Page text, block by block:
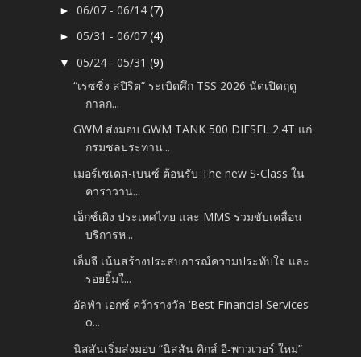
►06/07 - 06/14(7)
►05/31 - 06/07(4)
▼05/24 - 05/31(9)
“เรซซิ่ง สปิริต” ระเบิดศึก TSS 2026 นัดเปิดฤดู
กาลก...
GWM ส่งมอบ GWM TANK 500 DIESEL 2.4T แก่
กรมชลประทาน...
เมอร์เซเดส-เบนซ์ ต้อนรับ The new S-Class ใน
คาราวาน...
เอ็กซ์เผิง ประเทศไทย และ MMS ร่วมขับเคลื่อน
บริการห...
เอ็มจี เน้นสร้างประสบการณ์ความประทับใจ และ
รอยยิ้มใ...
อัลฟ่า เอกซ์ คว้ารางวัล ‘Best Financial Services
o...
นิสสันเริ่มส่งมอบ “นิสสัน คิกส์ อี‑พาวเวอร์ ใหม่”